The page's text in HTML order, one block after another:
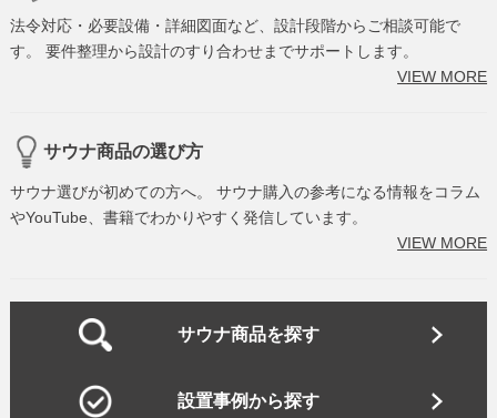
法令対応・必要設備・詳細図面など、設計段階からご相談可能で
す。 要件整理から設計のすり合わせまでサポートします。
VIEW MORE
サウナ商品の選び方
サウナ選びが初めての方へ。 サウナ購入の参考になる情報をコラム
やYouTube、書籍でわかりやすく発信しています。
VIEW MORE
サウナ商品を探す
設置事例から探す